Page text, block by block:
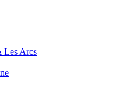
Les Arcs